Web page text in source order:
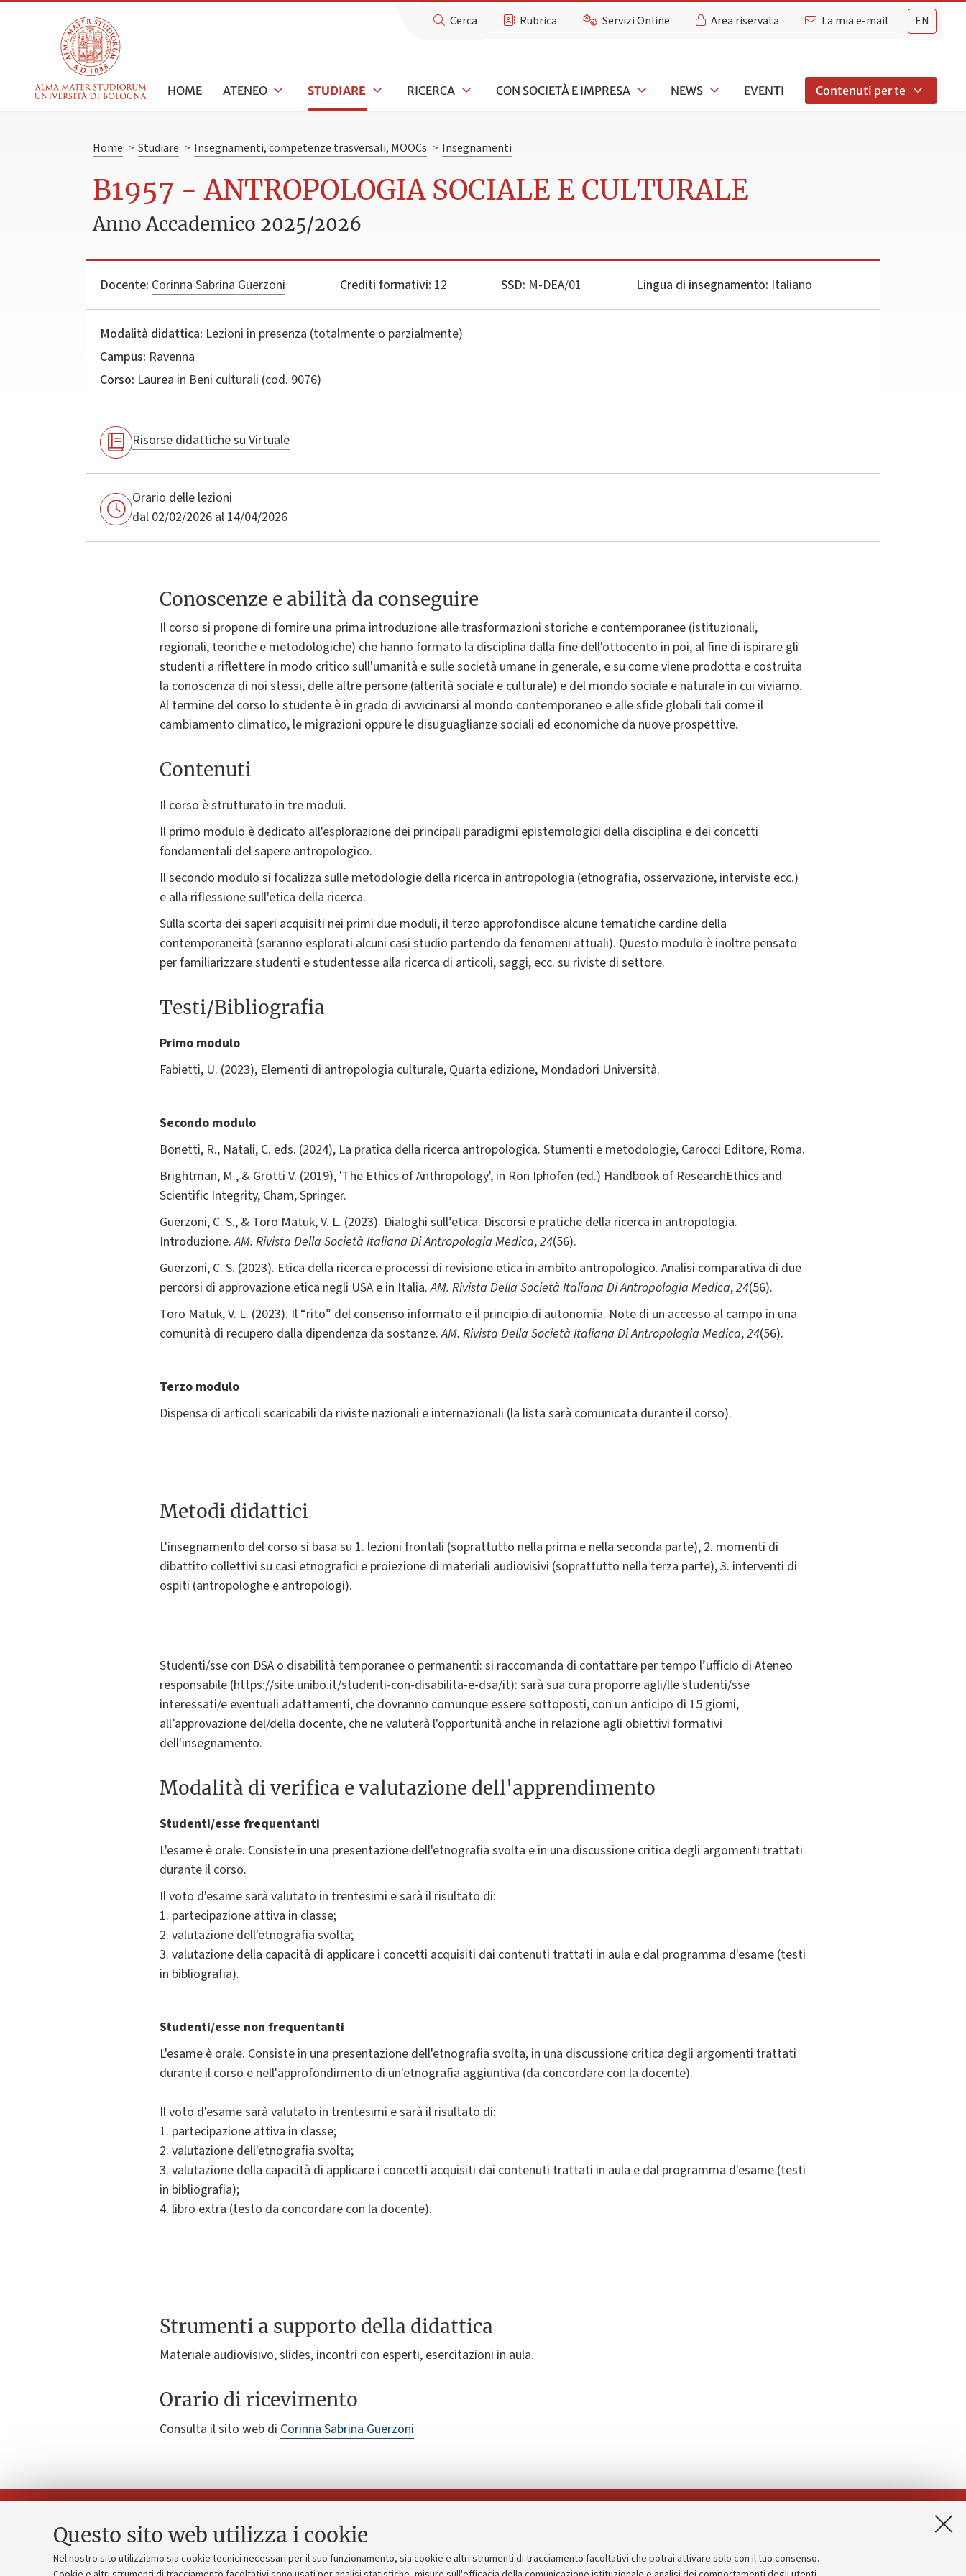
Questo sito web utilizza i cookie
Nel nostro sito utilizziamo sia cookie tecnici necessari per il suo funzionamento, sia cookie e altri strumenti di tracciamento facoltativi che potrai attivare solo con il tuo consenso.
EN
Cerca Rubrica Servizi Online Area riservata La mia e-mail
HOME ATENEO STUDIARE RICERCA CON SOCIETÀ E IMPRESA NEWS EVENTI Contenuti per te
Home > Studiare > Insegnamenti, competenze trasversali, MOOCs > Insegnamenti
B1957 - ANTROPOLOGIA SOCIALE E CULTURALE
Anno Accademico 2025/2026
Docente: Corinna Sabrina Guerzoni Crediti formativi: 12 SSD: M-DEA/01 Lingua di insegnamento: Italiano
Modalità didattica: Lezioni in presenza (totalmente o parzialmente)
Campus: Ravenna
Corso: Laurea in Beni culturali (cod. 9076)
Risorse didattiche su Virtuale
Orario delle lezioni
dal 02/02/2026 al 14/04/2026
Conoscenze e abilità da conseguire
Il corso si propone di fornire una prima introduzione alle trasformazioni storiche e contemporanee (istituzionali,
regionali, teoriche e metodologiche) che hanno formato la disciplina dalla fine dell'ottocento in poi, al fine di ispirare gli
studenti a riflettere in modo critico sull'umanità e sulle società umane in generale, e su come viene prodotta e costruita
la conoscenza di noi stessi, delle altre persone (alterità sociale e culturale) e del mondo sociale e naturale in cui viviamo.
Al termine del corso lo studente è in grado di avvicinarsi al mondo contemporaneo e alle sfide globali tali come il
cambiamento climatico, le migrazioni oppure le disuguaglianze sociali ed economiche da nuove prospettive.
Contenuti
Il corso è strutturato in tre moduli.
Il primo modulo è dedicato all'esplorazione dei principali paradigmi epistemologici della disciplina e dei concetti
fondamentali del sapere antropologico.
Il secondo modulo si focalizza sulle metodologie della ricerca in antropologia (etnografia, osservazione, interviste ecc.)
e alla riflessione sull'etica della ricerca.
Sulla scorta dei saperi acquisiti nei primi due moduli, il terzo approfondisce alcune tematiche cardine della
contemporaneità (saranno esplorati alcuni casi studio partendo da fenomeni attuali). Questo modulo è inoltre pensato
per familiarizzare studenti e studentesse alla ricerca di articoli, saggi, ecc. su riviste di settore.
Testi/Bibliografia
Primo modulo
Fabietti, U. (2023), Elementi di antropologia culturale, Quarta edizione, Mondadori Università.
Secondo modulo
Bonetti, R., Natali, C. eds. (2024), La pratica della ricerca antropologica. Stumenti e metodologie, Carocci Editore, Roma.
Brightman, M., & Grotti V. (2019), 'The Ethics of Anthropology', in Ron Iphofen (ed.) Handbook of ResearchEthics and
Scientific Integrity, Cham, Springer.
Guerzoni, C. S., & Toro Matuk, V. L. (2023). Dialoghi sull’etica. Discorsi e pratiche della ricerca in antropologia.
Introduzione.AM. Rivista Della Società Italiana Di Antropologia Medica,24(56).
Guerzoni, C. S. (2023). Etica della ricerca e processi di revisione etica in ambito antropologico. Analisi comparativa di due
percorsi di approvazione etica negli USA e in Italia.AM. Rivista Della Società Italiana Di Antropologia Medica,24(56).
Toro Matuk, V. L. (2023). Il “rito” del consenso informato e il principio di autonomia. Note di un accesso al campo in una
comunità di recupero dalla dipendenza da sostanze.AM. Rivista Della Società Italiana Di Antropologia Medica,24(56).
Terzo modulo
Dispensa di articoli scaricabili da riviste nazionali e internazionali (la lista sarà comunicata durante il corso).
Metodi didattici
L'insegnamento del corso si basa su 1. lezioni frontali (soprattutto nella prima e nella seconda parte), 2. momenti di
dibattito collettivi su casi etnografici e proiezione di materiali audiovisivi (soprattutto nella terza parte), 3. interventi di
ospiti (antropologhe e antropologi).
Studenti/sse con DSA o disabilità temporanee o permanenti: si raccomanda di contattare per tempo l’ufficio di Ateneo
responsabile (https://site.unibo.it/studenti-con-disabilita-e-dsa/it): sarà sua cura proporre agli/lle studenti/sse
interessati/e eventuali adattamenti, che dovranno comunque essere sottoposti, con un anticipo di 15 giorni,
all’approvazione del/della docente, che ne valuterà l'opportunità anche in relazione agli obiettivi formativi
dell'insegnamento.
Modalità di verifica e valutazione dell'apprendimento
Studenti/esse frequentanti
L'esame è orale. Consiste in una presentazione dell'etnografia svolta e in una discussione critica degli argomenti trattati
durante il corso.
Il voto d'esame sarà valutato in trentesimi e sarà il risultato di:
1. partecipazione attiva in classe;
2. valutazione dell'etnografia svolta;
3. valutazione della capacità di applicare i concetti acquisiti dai contenuti trattati in aula e dal programma d'esame (testi
in bibliografia).
Studenti/esse non frequentanti
L'esame è orale. Consiste in una presentazione dell'etnografia svolta, in una discussione critica degli argomenti trattati
durante il corso e nell'approfondimento di un'etnografia aggiuntiva (da concordare con la docente).
Il voto d'esame sarà valutato in trentesimi e sarà il risultato di:
1. partecipazione attiva in classe;
2. valutazione dell'etnografia svolta;
3. valutazione della capacità di applicare i concetti acquisiti dai contenuti trattati in aula e dal programma d'esame (testi
in bibliografia);
4. libro extra (testo da concordare con la docente).
Strumenti a supporto della didattica
Materiale audiovisivo, slides, incontri con esperti, esercitazioni in aula.
Orario di ricevimento
Consulta il sito web di Corinna Sabrina Guerzoni